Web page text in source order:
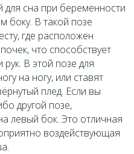
сна при беременности
боку. В такой позе
где расположен
что способствует
В этой позе для
на ногу, или ставят
плед. Если вы
другой позе,
левый бок. Это отличная
воздействующая